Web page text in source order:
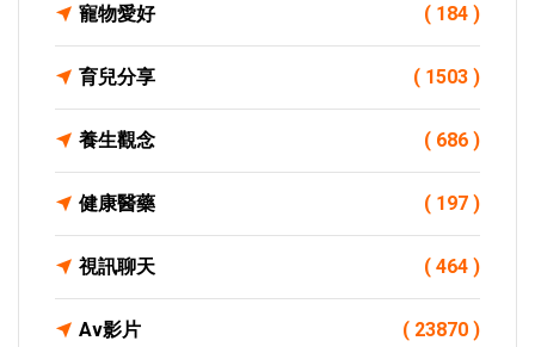
寵物愛好 ( 184 )
育兒分享 ( 1503 )
養生觀念 ( 686 )
健康醫藥 ( 197 )
視訊聊天 ( 464 )
Av影片 ( 23870 )